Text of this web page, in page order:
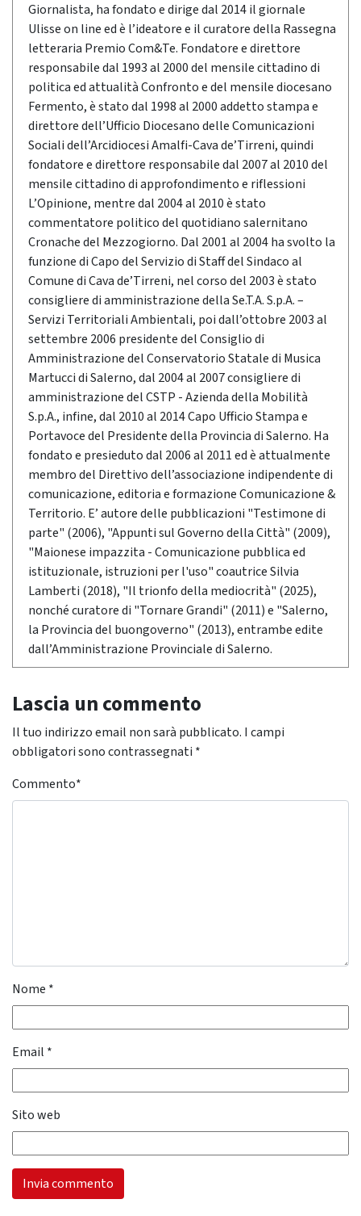
Giornalista, ha fondato e dirige dal 2014 il giornale
Ulisse on line ed è l’ideatore e il curatore della Rassegna
letteraria Premio Com&Te. Fondatore e direttore
responsabile dal 1993 al 2000 del mensile cittadino di
politica ed attualità Confronto e del mensile diocesano
Fermento, è stato dal 1998 al 2000 addetto stampa e
direttore dell’Ufficio Diocesano delle Comunicazioni
Sociali dell’Arcidiocesi Amalfi-Cava de’Tirreni, quindi
fondatore e direttore responsabile dal 2007 al 2010 del
mensile cittadino di approfondimento e riflessioni
L’Opinione, mentre dal 2004 al 2010 è stato
commentatore politico del quotidiano salernitano
Cronache del Mezzogiorno. Dal 2001 al 2004 ha svolto la
funzione di Capo del Servizio di Staff del Sindaco al
Comune di Cava de’Tirreni, nel corso del 2003 è stato
consigliere di amministrazione della Se.T.A. S.p.A. –
Servizi Territoriali Ambientali, poi dall’ottobre 2003 al
settembre 2006 presidente del Consiglio di
Amministrazione del Conservatorio Statale di Musica
Martucci di Salerno, dal 2004 al 2007 consigliere di
amministrazione del CSTP - Azienda della Mobilità
S.p.A., infine, dal 2010 al 2014 Capo Ufficio Stampa e
Portavoce del Presidente della Provincia di Salerno. Ha
fondato e presieduto dal 2006 al 2011 ed è attualmente
membro del Direttivo dell’associazione indipendente di
comunicazione, editoria e formazione Comunicazione &
Territorio. E’ autore delle pubblicazioni "Testimone di
parte" (2006), "Appunti sul Governo della Città" (2009),
"Maionese impazzita - Comunicazione pubblica ed
istituzionale, istruzioni per l'uso" coautrice Silvia
Lamberti (2018), "Il trionfo della mediocrità" (2025),
nonché curatore di "Tornare Grandi" (2011) e "Salerno,
la Provincia del buongoverno" (2013), entrambe edite
dall’Amministrazione Provinciale di Salerno.
Lascia un commento
Il tuo indirizzo email non sarà pubblicato. I campi
obbligatori sono contrassegnati *
Commento*
Nome *
Email *
Sito web